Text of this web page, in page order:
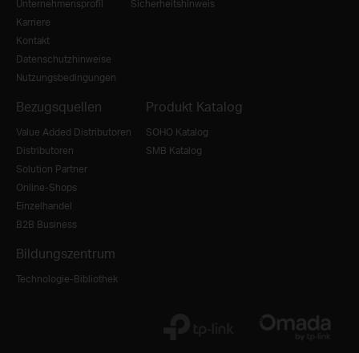
Unternehmensprofil
Karriere
Kontakt
Datenschutzhinweise
Nutzungsbedingungen
Sicherheitshinweis
Bezugsquellen
Value Added Distributoren
Distributoren
Solution Partner
Online-Shops
Einzelhandel
B2B Business
Produkt Katalog
SOHO Katalog
SMB Katalog
Bildungszentrum
Technologie-Bibliothek